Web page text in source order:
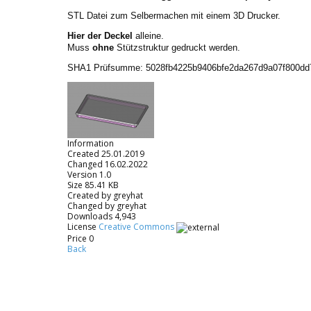
STL Datei zum Selbermachen mit einem 3D Drucker.
Hier der Deckel alleine.
Muss ohne Stützstruktur gedruckt werden.
SHA1 Prüfsumme:
Information
Created 25.01.2019
Changed 16.02.2022
Version 1.0
Size 85.41 KB
Created by greyhat
Changed by greyhat
Downloads 4,943
License Creative Commons
Price 0
Back